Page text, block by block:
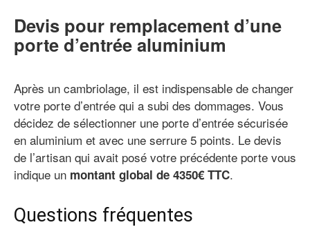
Devis pour remplacement d’une
porte d’entrée aluminium
Après un cambriolage, il est indispensable de changer
votre porte d’entrée qui a subi des dommages. Vous
décidez de sélectionner une porte d’entrée sécurisée
en aluminium et avec une serrure 5 points. Le devis
de l’artisan qui avait posé votre précédente porte vous
indique un montant global de 4350€ TTC.
Questions fréquentes